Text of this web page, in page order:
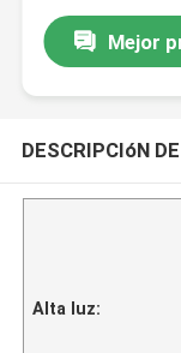
Mejor
DESCRIPCIóN
Alta luz: